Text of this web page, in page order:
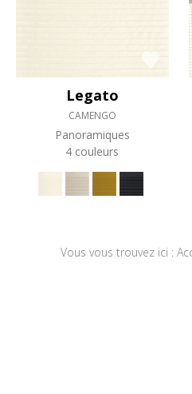
Legato
CAMENGO
Panoramiques
4 couleurs
Vous vous trouvez ici :